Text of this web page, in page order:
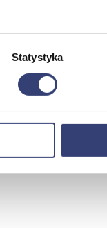
Statystyka